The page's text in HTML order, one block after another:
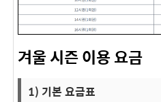
겨울 시즌 이용 요금
1) 기본 요금표